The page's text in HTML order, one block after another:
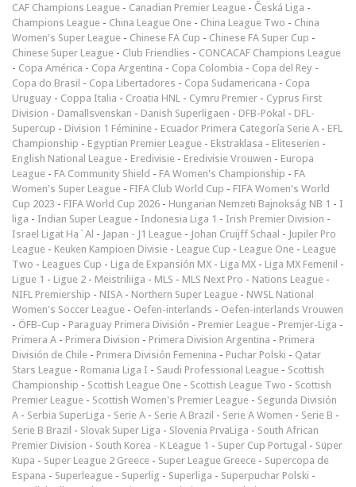
CAF Champions League - Canadian Premier League - Česká Liga -
Champions League - China League One - China League Two - China
Women's Super League - Chinese FA Cup - Chinese FA Super Cup -
Chinese Super League - Club Friendlies - CONCACAF Champions League
- Copa América - Copa Argentina - Copa Colombia - Copa del Rey -
Copa do Brasil - Copa Libertadores - Copa Sudamericana - Copa
Uruguay - Coppa Italia - Croatia HNL - Cymru Premier - Cyprus First
Division - Damallsvenskan - Danish Superligaen - DFB-Pokal - DFL-
Supercup - Division 1 Féminine - Ecuador Primera Categoría Serie A - EFL
Championship - Egyptian Premier League - Ekstraklasa - Eliteserien -
English National League - Eredivisie - Eredivisie Vrouwen - Europa
League - FA Community Shield - FA Women's Championship - FA
Women's Super League - FIFA Club World Cup - FIFA Women's World
Cup 2023 - FIFA World Cup 2026 - Hungarian Nemzeti Bajnokság NB 1 - I
liga - Indian Super League - Indonesia Liga 1 - Irish Premier Division -
Israel Ligat Ha`Al - Japan - J1 League - Johan Cruijff Schaal - Jupiler Pro
League - Keuken Kampioen Divisie - League Cup - League One - League
Two - Leagues Cup - Liga de Expansión MX - Liga MX - Liga MX Femenil -
Ligue 1 - Ligue 2 - Meistriliiga - MLS - MLS Next Pro - Nations League -
NIFL Premiership - NISA - Northern Super League - NWSL National
Women's Soccer League - Oefen-interlands - Oefen-interlands Vrouwen
- ÖFB-Cup - Paraguay Primera División - Premier League - Premjer-Liga -
Primera A - Primera Division - Primera Division Argentina - Primera
División de Chile - Primera División Femenina - Puchar Polski - Qatar
Stars League - Romania Liga I - Saudi Professional League - Scottish
Championship - Scottish League One - Scottish League Two - Scottish
Premier League - Scottish Women's Premier League - Segunda División
A - Serbia SuperLiga - Serie A - Serie A Brazil - Serie A Women - Serie B -
Serie B Brazil - Slovak Super Liga - Slovenia PrvaLiga - South African
Premier Division - South Korea - K League 1 - Super Cup Portugal - Süper
Kupa - Super League 2 Greece - Super League Greece - Supercopa de
Espana - Superleague - Superlig - Superliga - Superpuchar Polski -